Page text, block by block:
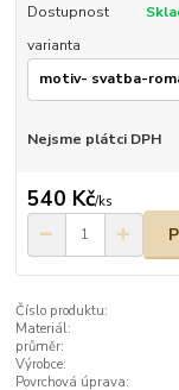
Dostupnost
varianta
Nejsme plátci DPH
540 Kč/ks
Číslo produktu:
Materiál:
průměr:
Výrobce:
Povrchová úprava: